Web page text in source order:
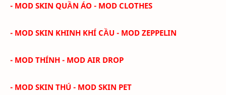
- MOD SKIN QUẦN ÁO - MOD CLOTHES
- MOD SKIN KHINH KHÍ CẦU - MOD ZEPPELIN
- MOD THÍNH - MOD AIR DROP
- MOD SKIN THÚ - MOD SKIN PET